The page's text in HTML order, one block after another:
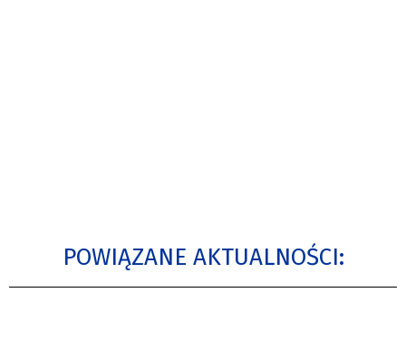
POWIĄZANE AKTUALNOŚCI: